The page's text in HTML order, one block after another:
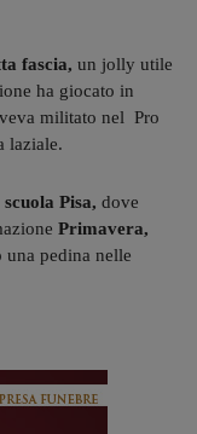
fascia, un jolly utile
ha giocato in
militato nel Pro
laziale.
Pisa, dove
Primavera,
una pedina nelle